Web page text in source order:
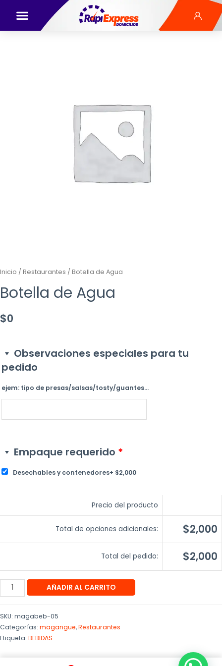
Inicio / Restaurantes / Botella de Agua
Botella de Agua
$0
Observaciones especiales para tu
pedido
ejem: tipo de presas/salsas/tosty/guantes...
Empaque requerido *
Desechables y contenedores+ $2,000
Precio del producto
Total de opciones adicionales: $2,000
Total del pedido: $2,000
AÑADIR AL CARRITO
SKU: magabeb-05
Categorías: magangue,Restaurantes
Etiqueta: BEBIDAS